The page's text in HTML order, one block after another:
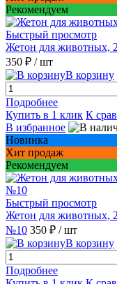
Рекомендуем
Быстрый просмотр
Жетон для животных,
350 ₽ / шт
В корзину
Подробнее
Купить в 1 клик К
В избранное
Новинка
Хит продаж
Рекомендуем
Быстрый просмотр
Жетон для животных,
№10 350 ₽ / шт
В корзину
Подробнее